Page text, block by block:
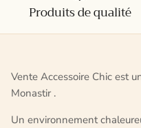
Produits de qualité
Vente Accessoire Chic est
Monastir .
Un environnement